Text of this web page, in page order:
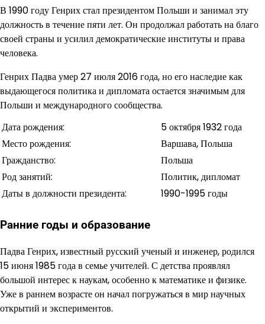
В 1990 году Генрих стал президентом Польши и занимал эту
должность в течение пяти лет. Он продолжал работать на благо
своей страны и усилил демократические институты и права
человека.
Генрих Падва умер 27 июля 2016 года, но его наследие как
выдающегося политика и дипломата остается значимым для
Польши и международного сообщества.
Дата рождения:
5 октября 1932 года
Место рождения:
Варшава, Польша
Гражданство:
Польша
Род занятий:
Политик, дипломат
Даты в должности президента:
1990-1995 годы
Ранние годы и образование
Падва Генрих, известный русский ученый и инженер, родился
15 июня 1985 года в семье учителей. С детства проявлял
большой интерес к наукам, особенно к математике и физике.
Уже в раннем возрасте он начал погружаться в мир научных
открытий и экспериментов.